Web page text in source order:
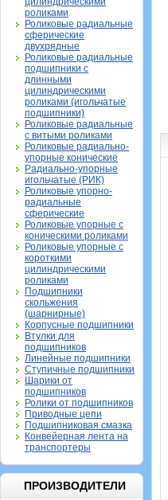
роликами
Роликовые радиальные
сферические
двухрядные
Роликовые радиальные
подшипники с
длинными
цилиндрическими
роликами (игольчатые
подшипники)
Роликовые радиальные
с витыми роликами
Роликовые радиально-
упорные конические
Радиально-упорные
игольчатые (РИК)
Роликовые упорно-
радиальные
сферические
Роликовые упорные с
коническими роликами
Роликовые упорные с
короткими
цилиндрическими
роликами
Подшипники
скольжения
(шарнирные)
Корпусные подшипники
Втулки для
подшипников
Линейные подшипники
Ступичные подшипники
Шарики от
подшипников
Ролики от подшипников
Приводные цепи
Подшипниковая смазка
Конвейерная лента на
транспортеры
ПРОИЗВОДИТЕЛИ